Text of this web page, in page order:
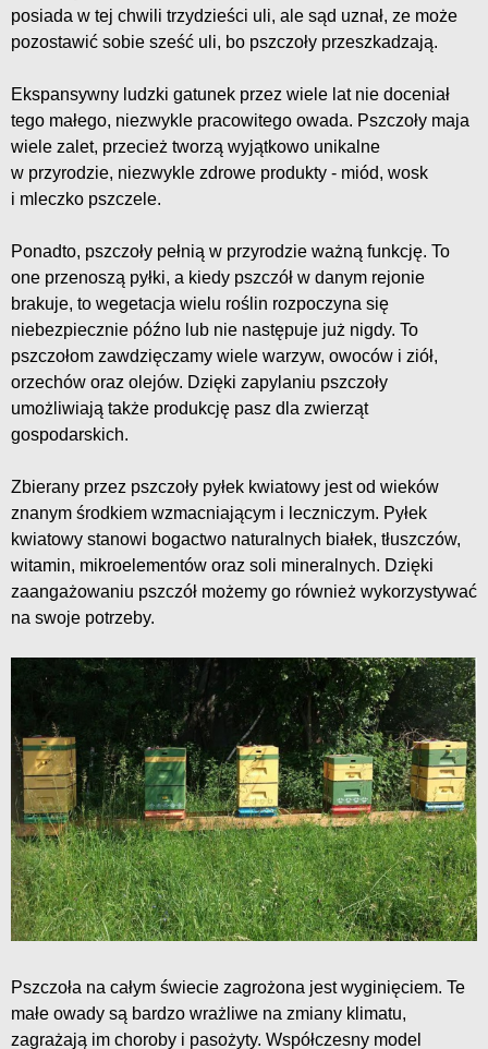
posiada w tej chwili trzydzieści uli, ale sąd uznał, ze może
pozostawić sobie sześć uli, bo pszczoły przeszkadzają.
Ekspansywny ludzki gatunek przez wiele lat nie doceniał
tego małego, niezwykle pracowitego owada. Pszczoły maja
wiele zalet, przecież tworzą wyjątkowo unikalne
w przyrodzie, niezwykle zdrowe produkty - miód, wosk
i mleczko pszczele.
Ponadto, pszczoły pełnią w przyrodzie ważną funkcję. To
one przenoszą pyłki, a kiedy pszczół w danym rejonie
brakuje, to wegetacja wielu roślin rozpoczyna się
niebezpiecznie późno lub nie następuje już nigdy. To
pszczołom zawdzięczamy wiele warzyw, owoców i ziół,
orzechów oraz olejów. Dzięki zapylaniu pszczoły
umożliwiają także produkcję pasz dla zwierząt
gospodarskich.
Zbierany przez pszczoły pyłek kwiatowy jest od wieków
znanym środkiem wzmacniającym i leczniczym. Pyłek
kwiatowy stanowi bogactwo naturalnych białek, tłuszczów,
witamin, mikroelementów oraz soli mineralnych. Dzięki
zaangażowaniu pszczół możemy go również wykorzystywać
na swoje potrzeby.
Pszczoła na całym świecie zagrożona jest wyginięciem. Te
małe owady są bardzo wrażliwe na zmiany klimatu,
zagrażają im choroby i pasożyty. Współczesny model